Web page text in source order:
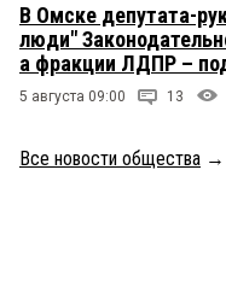
В Омске депутата-
люди"
а фракции ЛДПР –
5 августа 09:00 13
Все новости общества →